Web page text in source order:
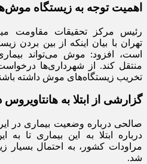
اهمیت توجه به زیستگاه
رئیس مرکز تحقیقات مقاومت
تهران با بیان اینکه از بین‌ بردن
است، افزود: موش می‌تواند
منتقل کند. از شهرداری‌ها
تخریب زیستگاه‌های موش داشته
گزارشی از ابتلا به
صالحی درباره وضعیت بیماری در
درباره ابتلا به این بیماری تا
مراودات کشور، به احتمال بسیار
شد.